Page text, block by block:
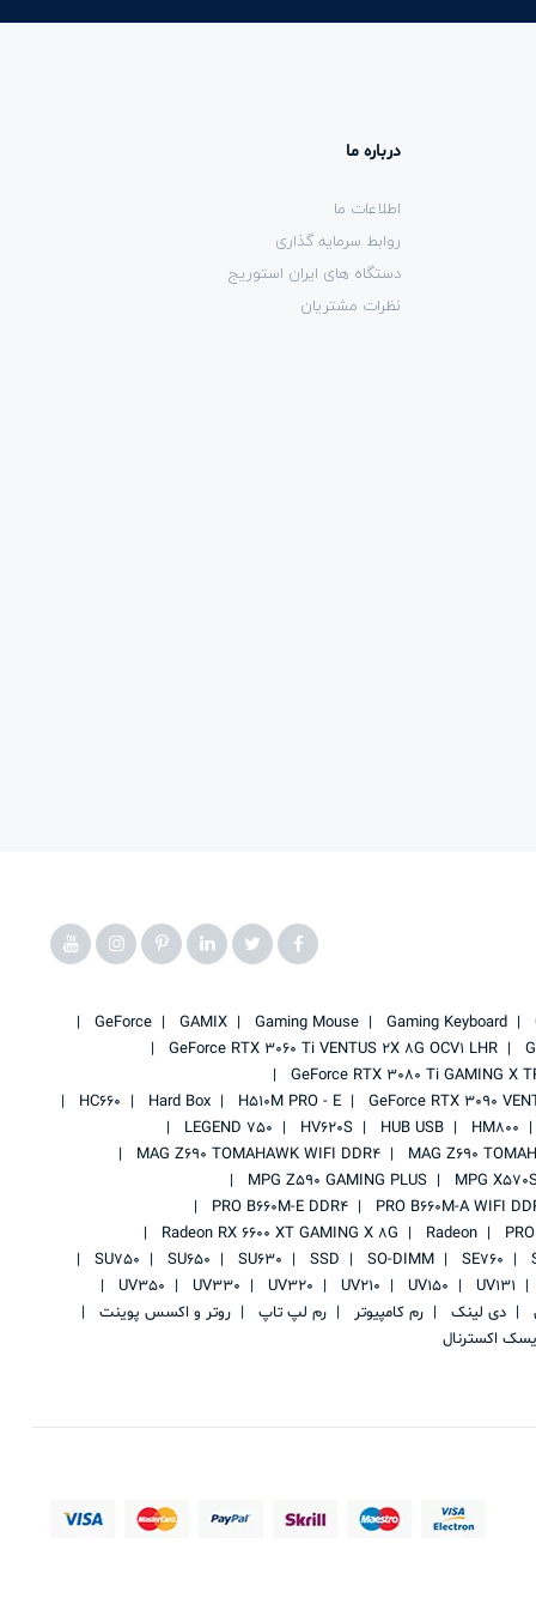
درباره ما
اطلاعات ما
روابط سرمایه گذاری
دستگاه های ایران استوریج
نظرات مشتریان
Gaming Keyboard
Gaming Mouse
GAMIX
GeForce
GeForce RTX 3060 Ti VENTUS 2X 8G OCV1 LHR
GeForce RTX 3080 Ti GAMING X
GeForce RTX 3090
H510M PRO - E
Hard Box
HC660
HM800
HUB USB
HV620S
LEGEND 750
MAG Z690
MAG Z690 TOMAHAWK WIFI DDR4
MPG
MPG Z590 GAMING PLUS
PRO B660M-A WIFI
PRO B660M-E DDR4
Radeon
Radeon RX 6600 XT GAMING X 8G
SE760
SO-DIMM
SSD
SU630
SU650
SU750
UV131
UV150
UV210
UV320
UV330
UV350
دی لینک رم کامپیوتر رم لپ تاپ
روتر و اکسس پوینت
اکسترنال